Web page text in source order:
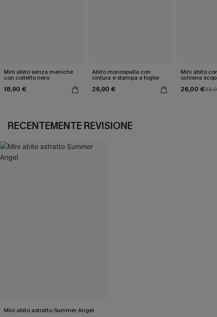
Mini abito senza maniche
con colletto nero
18,90 €
Abito monospalla con
cintura e stampa a foglie
26,90 €
Mini abito
schiena
26,00 €
RECENTEMENTE REVISIONE
Mini abito astratto Summer Angel